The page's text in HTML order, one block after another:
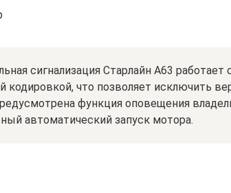
сигнализация Старлайн А63 работает
кодировкой, что позволяет исключить
функция оповещения
автоматический запуск мотора.